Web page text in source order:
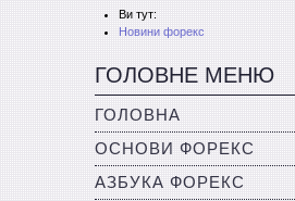
Ви тут:
Новини форекс
ГОЛОВНЕ МЕНЮ
ГОЛОВНА
ОСНОВИ ФОРЕКС
АЗБУКА ФОРЕКС